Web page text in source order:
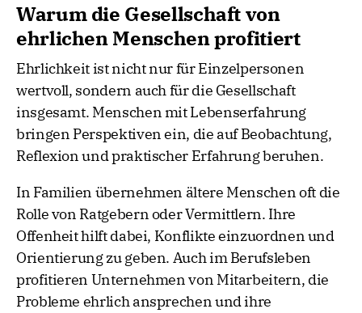
Warum die Gesellschaft von
ehrlichen Menschen profitiert
Ehrlichkeit ist nicht nur für Einzelpersonen
wertvoll, sondern auch für die Gesellschaft
insgesamt. Menschen mit Lebenserfahrung
bringen Perspektiven ein, die auf Beobachtung,
Reflexion und praktischer Erfahrung beruhen.
In Familien übernehmen ältere Menschen oft die
Rolle von Ratgebern oder Vermittlern. Ihre
Offenheit hilft dabei, Konflikte einzuordnen und
Orientierung zu geben. Auch im Berufsleben
profitieren Unternehmen von Mitarbeitern, die
Probleme ehrlich ansprechen und ihre